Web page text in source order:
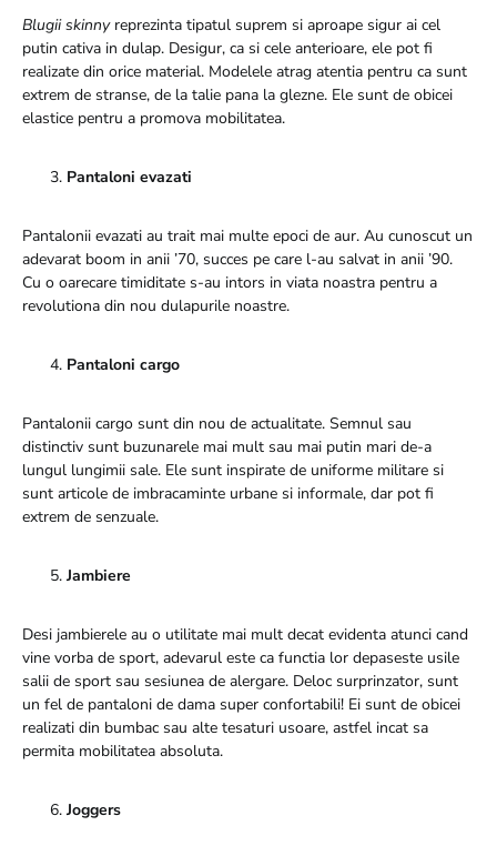
Blugii skinnyreprezinta tipatul suprem si aproape sigur ai cel
putin cativa in dulap. Desigur, ca si cele anterioare, ele pot fi
realizate din orice material. Modelele atrag atentia pentru ca sunt
extrem de stranse, de la talie pana la glezne. Ele sunt de obicei
elastice pentru a promova mobilitatea.
Pantaloni evazati
Pantalonii evazati au trait mai multe epoci de aur. Au cunoscut un
adevarat boom in anii ’70, succes pe care l-au salvat in anii ’90.
Cu o oarecare timiditate s-au intors in viata noastra pentru a
revolutiona din nou dulapurile noastre.
Pantaloni cargo
Pantalonii cargo sunt din nou de actualitate. Semnul sau
distinctiv sunt buzunarele mai mult sau mai putin mari de-a
lungul lungimii sale. Ele sunt inspirate de uniforme militare si
sunt articole de imbracaminte urbane si informale, dar pot fi
extrem de senzuale.
Jambiere
Desi jambierele au o utilitate mai mult decat evidenta atunci cand
vine vorba de sport, adevarul este ca functia lor depaseste usile
salii de sport sau sesiunea de alergare. Deloc surprinzator, sunt
un fel de pantaloni de dama super confortabili! Ei sunt de obicei
realizati din bumbac sau alte tesaturi usoare, astfel incat sa
permita mobilitatea absoluta.
Joggers